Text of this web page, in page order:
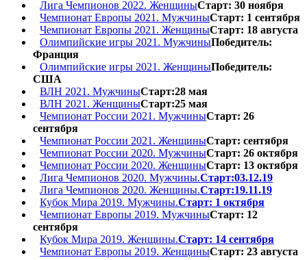
Лига Чемпионов 2022. ЖенщиныСтарт: 30 ноября
Чемпионат Европы 2021. МужчиныСтарт: 1 сентября
Чемпионат Европы 2021. ЖенщиныСтарт: 18 августа
Олимпийские игры 2021. МужчиныПобедитель:
Франция
Олимпийские игры 2021. ЖенщиныПобедитель:
США
ВЛН 2021. МужчиныСтарт:28 мая
ВЛН 2021. ЖенщиныСтарт:25 мая
Чемпионат России 2021. МужчиныСтарт: 26
сентября
Чемпионат России 2021. ЖенщиныСтарт: сентября
Чемпионат России 2020. МужчиныСтарт: 26 октября
Чемпионат России 2020. ЖенщиныСтарт: 13 октября
Лига Чемпионов 2020. Мужчины.Старт:03.12.19
Лига Чемпионов 2020. Женщины.Старт:19.11.19
Кубок Мира 2019. Мужчины.Старт: 1 октября
Чемпионат Европы 2019. МужчиныСтарт: 12
сентября
Кубок Мира 2019. Женщины.Старт: 14 сентября
Чемпионат Европы 2019. ЖенщиныСтарт: 23 августа